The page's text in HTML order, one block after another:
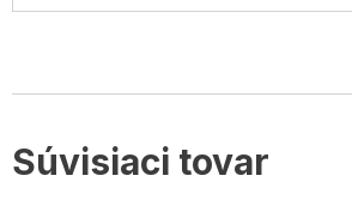
Súvisiaci tovar